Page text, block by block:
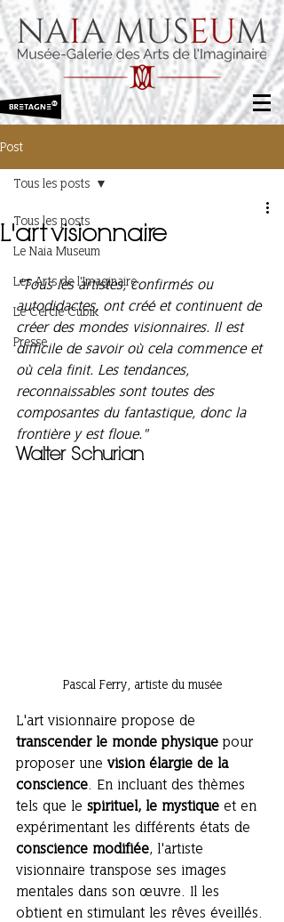
Post
Tous les posts
Le Naia Museum
Les Arts de l'Imaginaire
Le Cercle Cubik
Presse
Tous les posts
L'art visionnaire
"Tous les artistes, confirmés ou
autodidactes, ont créé et continuent de
créer des mondes visionnaires. Il est
difficile de savoir où cela commence et
où cela finit. Les tendances,
reconnaissables sont toutes des
composantes du fantastique, donc la
frontière y est floue."
Walter Schurian
Pascal Ferry, artiste du musée
L'art visionnaire propose de
transcender le monde physique pour
proposer une vision élargie de la
conscience . En incluant des thèmes
tels que le spirituel, le mystique et en
expérimentant les différents états de
conscience modifiée, l'artiste
visionnaire transpose ses images
mentales dans son œuvre. Il les
obtient en stimulant les rêves éveillés.